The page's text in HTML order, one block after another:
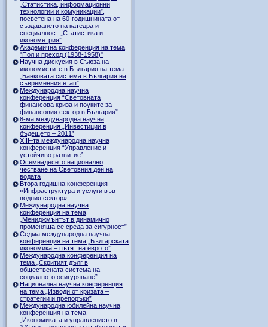
„Статистика, информационни
технологии и комуникации”,
посветена на 60-годишнината от
създаването на катедра и
специалност „Статистика и
иконометрия”
Академична конференция на тема
"Пол и преход (1938-1958)"
Научна дискусия в Съюза на
икономистите в България на тема
„Банковата система в България на
съвременния етап”
Международна научна
конференция “Световната
финансова криза и поуките за
финансовия сектор в България”
8-ма международна научна
конференция „Инвестиции в
бъдещето – 2011”
ХІІІ–та международна научна
конференция “Управление и
устойчиво развитие”
Осемнадесето национално
честване на Световния ден на
водата
Втора годишна конференция
«Инфраструктура и услуги във
водния сектор»
Международна научна
конференция на тема
„Мениджмънтът в динамично
променяща се среда за сигурност”
Седма международна научна
конференция на тема „Българската
икономика – пътят на еврото”
Международна конференция на
тема „Скритият дълг в
обществената система на
социалното осигуряване”
Национална научна конференция
на тема „Изводи от кризата –
стратегии и препоръки”
Международна юбилейна научна
конференция на тема
„Икономиката и управлението в